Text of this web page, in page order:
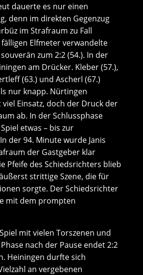
dauerte es nur einen
denn im direkten Gegenzug
im Strafraum zu Fall
Elfmeter verwandelte
zum 2:2 (54.). In der
am Drücker. Kleber (57.),
(63.) und Ascherl (67.)
nur knapp. Nürtingen
Einsatz, doch der Druck der
ab. In der Schlussphase
etwas – bis zur
der 94. Minute wurde Janis
der Gastgeber klar
Pfeife des Schiedsrichters blieb
strittige Szene, die für
sorgte. Der Schiedsrichter
mit dem prompten
mit vielen Torszenen und
nach der Pause endet 2:2
Heiningen durfte sich
an vergebenen